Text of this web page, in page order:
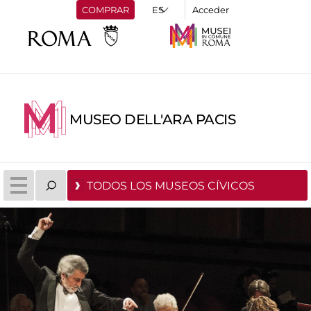
COMPRAR Acceder
MUSEO DELL'ARA PACIS
TODOS LOS MUSEOS CÍVICOS